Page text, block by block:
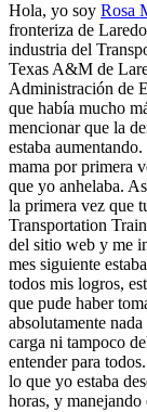
Hola, yo soy Rosa
fronteriza de
industria del
Texas A&M de
Administración de
que había mucho
mencionar que la
estaba
mama por primera
que yo anhelaba.
la primera vez que
Transportation
del sitio web y me
mes siguiente
todos mis logros,
que pude haber
absolutamente
carga ni tampoco
entender para
lo que yo estaba
horas, y